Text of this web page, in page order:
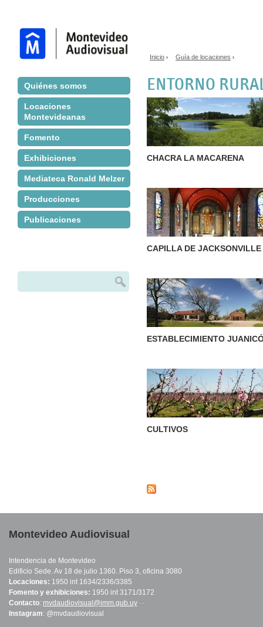
Quiénes somos
Locaciones
Montevideanas
Fomento
Exhibiciones
Mediateca Ronald Melzer
Producciones
Publicaciones
Formulario de búsqueda
Buscar
Inicio › Guía de locaciones ›
ENTORNO
CHACRA LA MACARENA
CAPILLA DE JACKSONVILLE
ESTABLECIMIENTO
CULTIVOS
Páginas
Montevideo Audiovisual
Intendencia de Montevideo
Edificio Sede. Av 18 de julio 1360. Piso 3, oficina 3080
Locaciones: 1950 int 1634/2336/3385
Fomento y exhibiciones: 1950 int 3171/3172
Contacto: mvdaudiovisual@imm.gub.uy (link sends e-mail)
Instagram: @mvdaudiovisual